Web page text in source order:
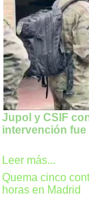
Jupol y CSIF
intervención
Leer más...
Quema cinco
horas en Madrid